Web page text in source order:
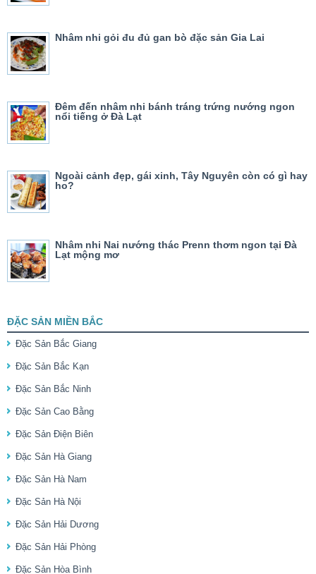
Nhâm nhi gỏi đu đủ gan bò đặc sản Gia Lai
Đêm đến nhâm nhi bánh tráng trứng nướng ngon
nổi tiếng ở Đà Lạt
Ngoài cảnh đẹp, gái xinh, Tây Nguyên còn có gì hay
ho?
Nhâm nhi Nai nướng thác Prenn thơm ngon tại Đà
Lạt mộng mơ
ĐẶC SẢN MIỀN BẮC
Đặc Sản Bắc Giang
Đặc Sản Bắc Kạn
Đặc Sản Bắc Ninh
Đặc Sản Cao Bằng
Đặc Sản Điện Biên
Đặc Sản Hà Giang
Đặc Sản Hà Nam
Đặc Sản Hà Nội
Đặc Sản Hải Dương
Đặc Sản Hải Phòng
Đặc Sản Hòa Bình